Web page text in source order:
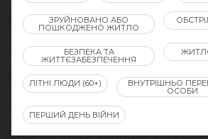
ЗРУЙНОВАНО АБО
ПОШКОДЖЕНО ЖИТЛО
БЕЗПЕКА ТА
ЖИТТЄЗАБЕЗПЕЧЕННЯ
ЛІТНІ ЛЮДИ (60+) ВНУТРІШНЬО
ОСОБИ
ПЕРШИЙ ДЕНЬ ВІЙНИ